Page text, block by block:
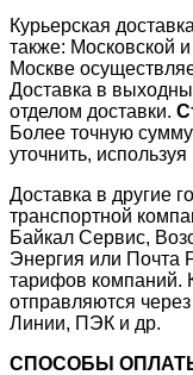
Курьерская
также: Московской
Москве
Доставка в
отделом доставки.
Более точную
уточнить,
Доставка в другие
транспортной
Байкал Сервис,
Энергия или Почта
тарифов компаний.
отправляются
Линии, ПЭК и др.
СПОСОБЫ